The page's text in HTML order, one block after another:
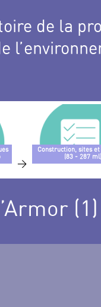
de la
>
Construction, sites et
(83 - 287 ml)
(1)